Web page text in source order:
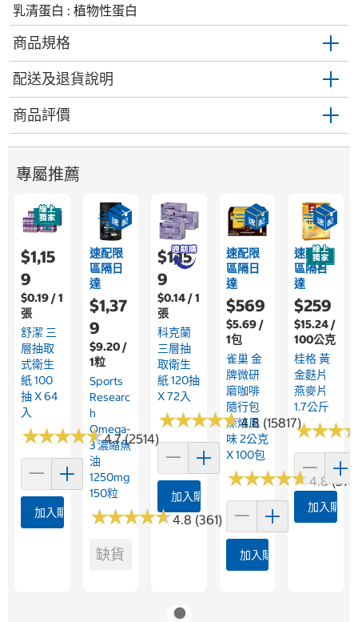
乳清蛋白 : 植物性蛋白
商品規格
配送及退貨說明
商品評價
專屬推薦
$1,15
9
$0.19 / 1
張
舒潔 三
層抽取
式衛生
紙 100
抽 X 64
入
★★★★★
★★★★★4.7 (2514)
加入購物車
速配限
區隔日
達
$1,37
9
$9.20 /
1粒
Sports
Researc
H
Omega-
3 濃縮魚
油
1250mg
150粒
★★★★★
★★★★★4.8 (361)
缺貨
$1,15
9
$0.14 / 1
張
科克蘭
三層抽
取衛生
紙 120抽
X 72入
★★★★★
★★★★★4.8 (15817)
加入購物車
速配限
區隔日
達
$569
$5.69 /
1包
雀巢 金
牌微研
磨咖啡
隨行包
深焙風
味 2公克
X 100包
★★★★★
★★★★★4.8
加入購物車
速配限
區隔日
達
$259
$15.24 /
100公克
桂格 黃
金麩片
燕麥片
1.7公斤
★★★
★★★
加入購物